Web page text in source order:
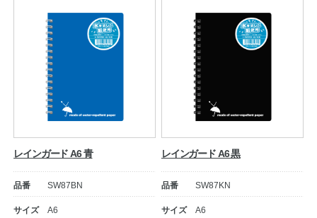
日本ノート
レインガード A6 青
品番 SW87BN
サイズ A6
レインガード A6 黒
品番 SW87KN
サイズ A6